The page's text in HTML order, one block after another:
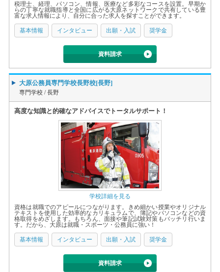
税理士、経理、パソコン、情報、医療など多彩なコースを設置。早期か
らの丁寧な就職指導と全国に広がる大原ネットワークで共有している豊
富な求人情報により、自分に合った求人を探すことができます。
基本情報 インタビュー 出願・入試 奨学金
資料請求
大原公務員専門学校長野校[長野]
専門学校 /長野
高度な知識と的確なアドバイスでトータルサポート！
学校詳細を見る
資格は就職でのアピールにつながります。きめ細かい授業やオリジナル
テキストを使用した効率的なカリキュラムで、簿記やパソコンなどの資
格取得をめざします。もちろん、面接や筆記試験対策もバッチリ行いま
す。だから、大原は就職・スポーツ・公務員に強い！
基本情報 インタビュー 出願・入試 奨学金
資料請求